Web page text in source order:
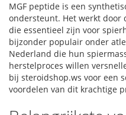
MGF peptide is een
ondersteunt. Het werkt door
die essentieel zijn voor
bijzonder populair onder
Nederland die hun
herstelproces willen
bij steroidshop.ws voor een
voordelen van dit krachtige